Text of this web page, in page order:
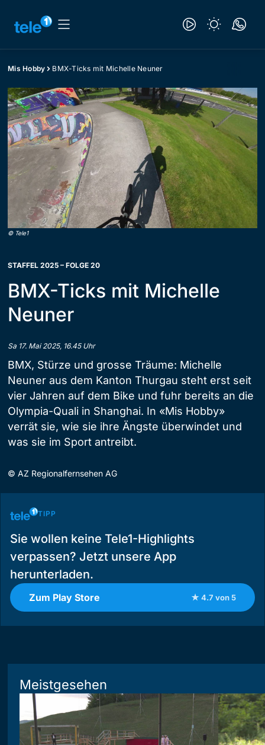
Mis Hobby BMX-Ticks mit Michelle Neuner
© Tele1
STAFFEL 2025 – FOLGE 20
BMX-Ticks mit Michelle
Neuner
Sa 17. Mai 2025, 16.45 Uhr
BMX, Stürze und grosse Träume: Michelle
Neuner aus dem Kanton Thurgau steht erst seit
vier Jahren auf dem Bike und fuhr bereits an die
Olympia-Quali in Shanghai. In «Mis Hobby»
verrät sie, wie sie ihre Ängste überwindet und
was sie im Sport antreibt.
© AZ Regionalfernsehen AG
TIPP
Sie wollen keine Tele1-Highlights
verpassen? Jetzt unsere App
herunterladen.
Zum Play Store ★ 4.7 von 5
Meistgesehen